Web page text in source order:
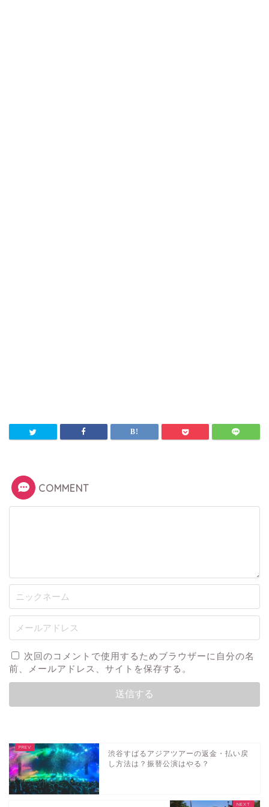
COMMENT
次回のコメントで使用するためブラウザーに自分の名
前、メールアドレス、サイトを保存する。
渋谷すばるアジアツアーの返金・払い戻
し方法は？振替公演はやる？
人物
イベント